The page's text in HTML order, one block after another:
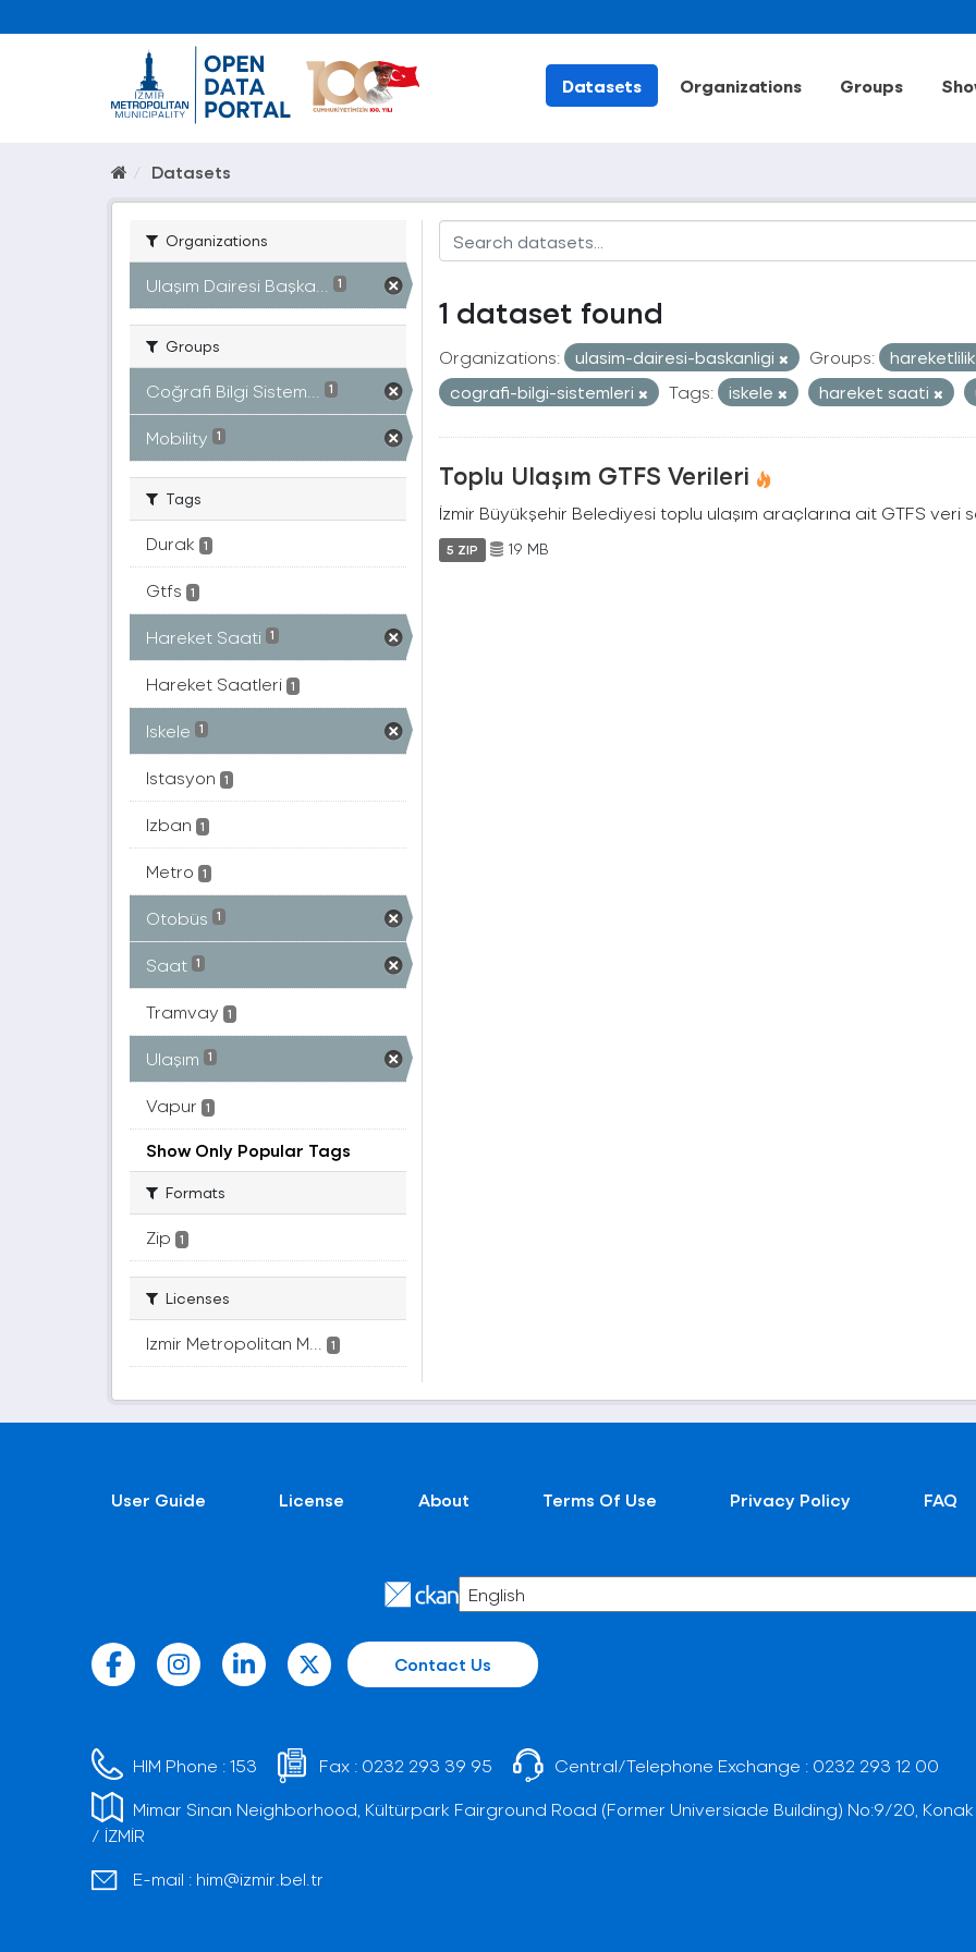
Datasets Organizations Groups
Datasets
Organizations
Ulaşım Dairesi Başka... 1
Groups
Coğrafi Bilgi Sistem... 1
Mobility 1
Tags
Durak 1
Gtfs 1
Hareket Saati 1
Hareket Saatleri 1
Iskele 1
Istasyon 1
Izban 1
Metro 1
Otobüs 1
Saat 1
Tramvay 1
Ulaşım 1
Vapur 1
Show Only Popular Tags
Formats
Zip 1
Licenses
Izmir Metropolitan M... 1
1 dataset found
Organizations: ulasim-dairesi-baskanligi Groups:
cografi-bilgi-sistemleri
Tags: iskele hareket saati
Toplu Ulaşım GTFS Verileri
İzmir Büyükşehir Belediyesi toplu ulaşım araçlarına ait GTFS veri
5 ZIP 19 MB
User Guide License About Terms Of Use Privacy Policy FAQ
Contact Us
HIM Phone :153 Fax : 0232 293 39 95 Central/Telephone Exchange : 0232 293 12 00
Mimar Sinan Neighborhood, Kültürpark Fairground Road (Former Universiade Building) No:9/20, Konak
/ İZMİR
E-mail : him@izmir.bel.tr